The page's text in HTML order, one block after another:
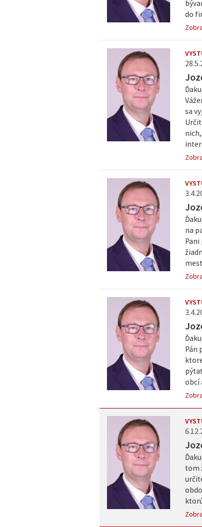
do
sa
na
Pán
obcí
tom